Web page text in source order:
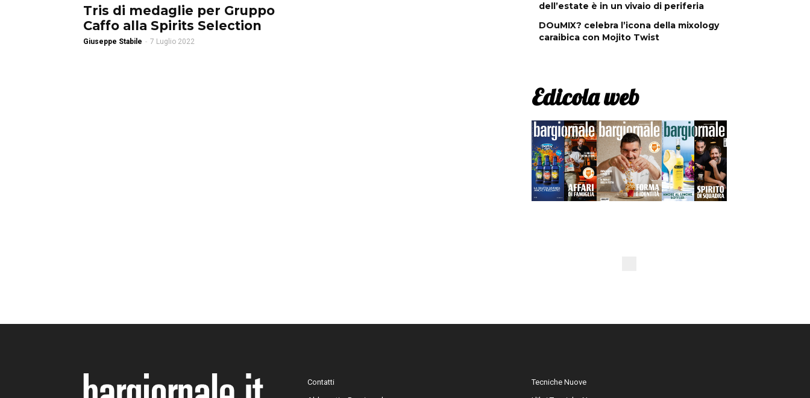
Tris di medaglie per Gruppo
Caffo alla Spirits Selection
Giuseppe Stabile - 7 Luglio 2022
dell’estate è in un vivaio di periferia
DOuMIX? celebra l’icona della mixology
caraibica con Mojito Twist
Edicola web
Contatti
Tecniche Nuove